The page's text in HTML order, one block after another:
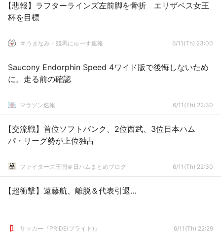
【悲報】ラフターラインズ左前脚を骨折 エリザベス女王
杯を目標
☆うまなみ・競馬にゅーす速報 6/11(Th) 23:00
Saucony Endorphin Speed 4ワイド版で後悔しないため
に。走る前の確認
マラソン速報 6/11(Th) 22:30
【交流戦】首位ソフトバンク、2位西武、3位日本ハム
パ・リーグ勢が上位独占
ファイターズ王国＠日ハムまとめブログ 6/11(Th) 22:30
【超衝撃】遠藤航、離脱＆代表引退…
サッカー『PRIDE(プライド)』 6/11(Th) 22:29